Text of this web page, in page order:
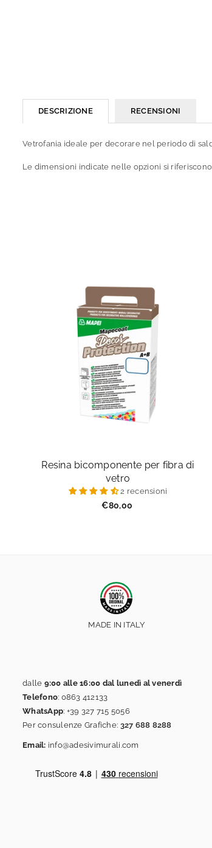
DESCRIZIONE RECENSIONI
Vetrofania ideale per decorare nel periodo di
Le dimensioni indicate nelle opzioni si
Resina bicomponente per fibra di
vetro
2 recensioni
Prezzo
€80,00
MADE IN ITALY
dalle 9:00 alle 16:00 dal lunedì al venerdì
Telefono: 0863 412133
WhatsApp: +39 327 715 5056
Per consulenze Grafiche: 327 688 8288
Email: info@adesivimurali.com